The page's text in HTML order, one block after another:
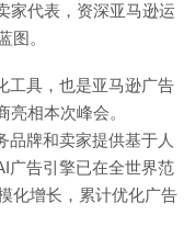
家代表，资深亚马逊运
图。
工具，也是亚马逊广告
相本次峰会。
品牌和卖家提供基于人
广告引擎已在全世界范
化增长，累计优化广告